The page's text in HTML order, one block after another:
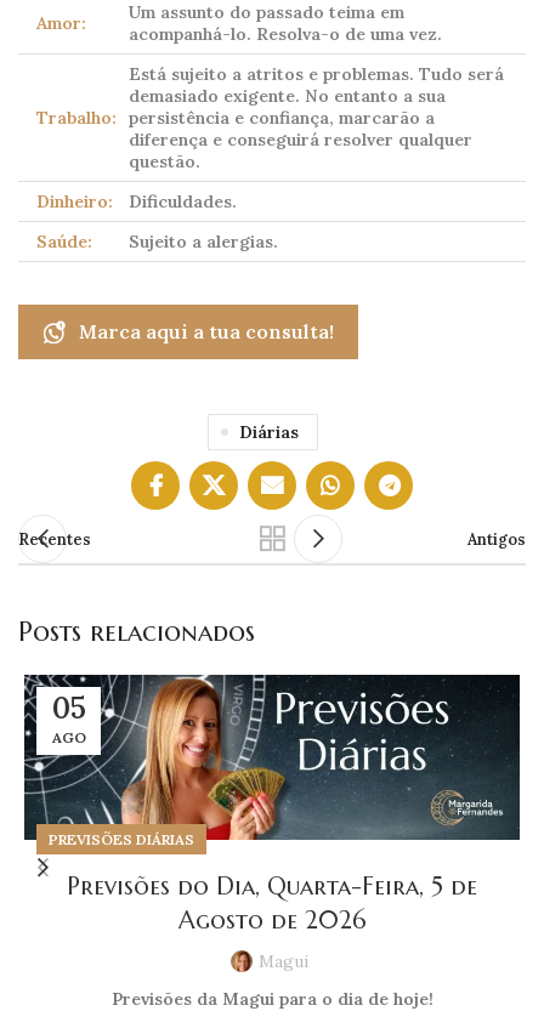
Amor:
Um assunto do passado teima em
acompanhá-lo. Resolva-o de uma vez.
Trabalho:
Está sujeito a atritos e problemas. Tudo será
demasiado exigente. No entanto a sua
persistência e confiança, marcarão a
diferença e conseguirá resolver qualquer
questão.
Dinheiro:
Dificuldades.
Saúde:
Sujeito a alergias.
Marca aqui a tua consulta!
Diárias
Recentes Antigos
Posts relacionados
05
AGO
PREVISÕES DIÁRIAS
Previsões do Dia, Quarta-Feira, 5 de
Agosto de 2026
Magui
Previsões da Magui para o dia de hoje!